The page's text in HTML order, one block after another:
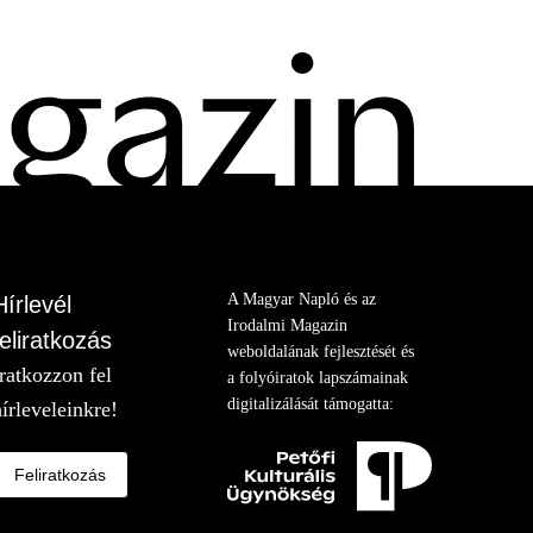
fel
Feliratkozás
A Magyar Napló és az
Irodalmi Magazin
weboldalának fejlesztését és
a folyóiratok lapszámainak
digitalizálását támogatta: